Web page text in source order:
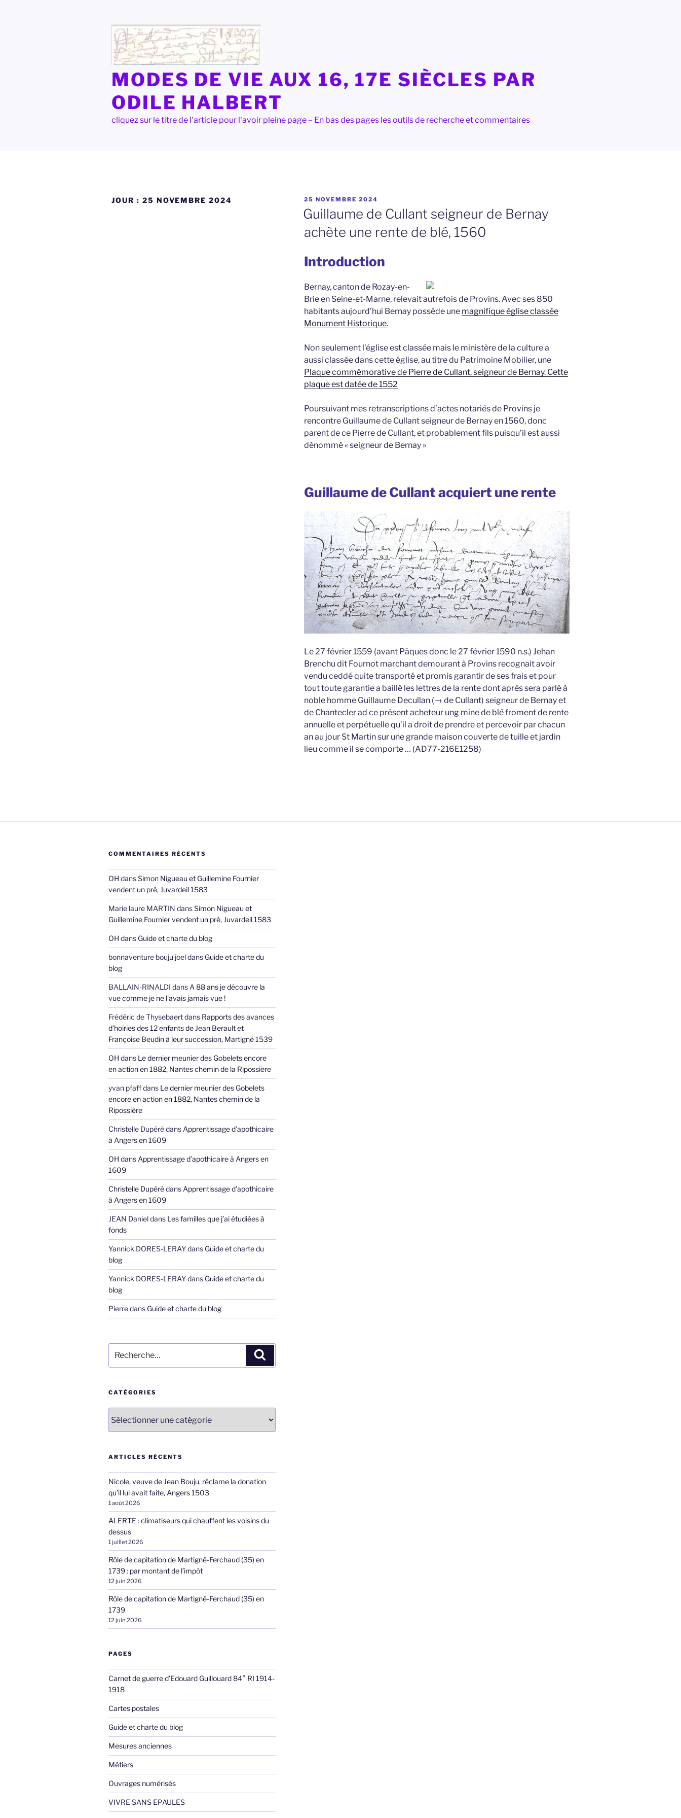
MODES DE VIE AUX 16, 17E SIÈCLES PAR
ODILE HALBERT
cliquez sur le titre de l'article pour l'avoir pleine page – En bas des pages les outils de recherche et commentaires
JOUR : 25 NOVEMBRE 2024
PUBLIÉ
LE
25 NOVEMBRE 2024
Guillaume de Cullant seigneur de Bernay
achète une rente de blé, 1560
Introduction
Bernay, canton de Rozay-en-
Brie en Seine-et-Marne, relevait autrefois de Provins. Avec ses 850
habitants aujourd’hui Bernay possède une magnifique église classée
Monument Historique.
Non seulement l’église est classée mais le ministère de la culture a
aussi classée dans cette église, au titre du Patrimoine Mobilier, une
Plaque commémorative de Pierre de Cullant, seigneur de Bernay. Cette
plaque est datée de 1552
Poursuivant mes retranscriptions d’actes notariés de Provins je
rencontre Guillaume de Cullant seigneur de Bernay en 1560, donc
parent de ce Pierre de Cullant, et probablement fils puisqu’il est aussi
dénommé « seigneur de Bernay »
Guillaume de Cullant acquiert une rente
Le 27 février 1559 (avant Pâques donc le 27 février 1590 n.s.) Jehan
Brenchu dit Fournot marchant demourant à Provins recognait avoir
vendu ceddé quite transporté et promis garantir de ses frais et pour
tout toute garantie a baillé les lettres de la rente dont après sera parlé à
noble homme Guillaume Decullan (→ de Cullant) seigneur de Bernay et
de Chantecler ad ce présent acheteur ung mine de blé froment de rente
annuelle et perpétuelle qu’il a droit de prendre et percevoir par chacun
an au jour St Martin sur une grande maison couverte de tuille et jardin
lieu comme il se comporte … (AD77-216E1258)
COMMENTAIRES RÉCENTS
OH dansSimon Nigueau et Guillemine Fournier
vendent un pré, Juvardeil 1583
Marie laure MARTIN dansSimon Nigueau et
Guillemine Fournier vendent un pré, Juvardeil 1583
OH dans Guide et charte du blog
bonnaventure bouju joeldans Guide et charte du
blog
BALLAIN-RINALDI dans A 88 ans je découvre la
vue comme je ne l’avais jamais vue !
Frédéric de Thysebaertdans Rapports des avances
d’hoiries des 12 enfants de Jean Berault et
Françoise Beudin à leur succession, Martigné 1539
OH dans Le dernier meunier des Gobelets encore
en action en 1882, Nantes chemin de la Ripossière
yvan pfaffdans Le dernier meunier des Gobelets
encore en action en 1882, Nantes chemin de la
Ripossière
Christelle Dupérédans Apprentissage d’apothicaire
à Angers en 1609
OH dans Apprentissage d’apothicaire à Angers en
1609
Christelle Dupérédans Apprentissage d’apothicaire
à Angers en 1609
JEAN Danieldans Les familles que j’ai étudiées à
fonds
Yannick DORES-LERAYdans Guide et charte du
blog
Yannick DORES-LERAYdans Guide et charte du
blog
Pierredans Guide et charte du blog
pour
:
CATÉGORIES
ARTICLES RÉCENTS
Nicole, veuve de Jean Bouju, réclame la donation
qu’il lui avait faite, Angers 1503
1 août 2026
ALERTE : climatiseurs qui chauffent les voisins du
dessus
1 juillet 2026
Rôle de capitation de Martigné-Ferchaud (35) en
1739 : par montant de l’impôt
12 juin 2026
Rôle de capitation de Martigné-Ferchaud (35) en
1739
12 juin 2026
PAGES
Carnet de guerre d’Edouard Guillouard 84° RI 1914-
1918
Cartes postales
Guide et charte du blog
Mesures anciennes
Métiers
Ouvrages numérisés
VIVRE SANS EPAULES